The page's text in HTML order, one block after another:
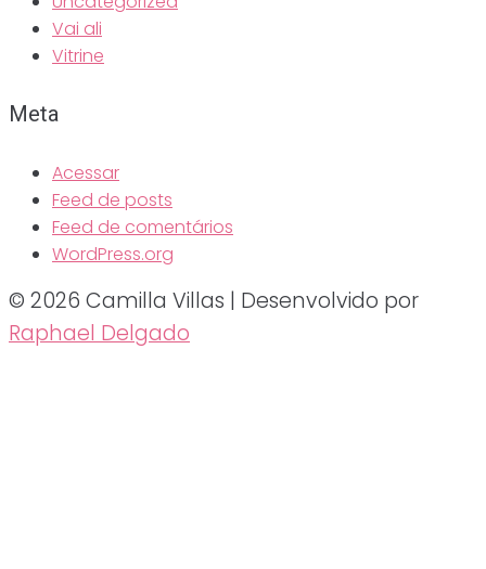
Vai ali
Vitrine
Meta
Acessar
Feed de posts
Feed de comentários
WordPress.org
© 2026 Camilla Villas | Desenvolvido por
Raphael Delgado